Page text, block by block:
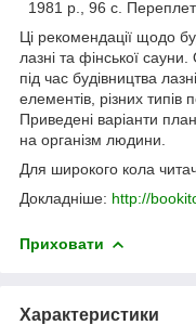
1981 р., 96 с.
Ці рекомендації щодо
лазні та фінської
під час будівництва
елементів, різних
Приведені варіанти
на організм людини.
Для широкого кола
Докладніше: http://
Приховати
Характеристики